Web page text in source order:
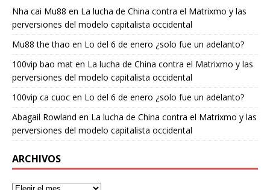
Nha cai Mu88 en La lucha de China contra el Matrixmo y las
perversiones del modelo capitalista occidental
Mu88 the thao en Lo del 6 de enero ¿solo fue un adelanto?
100vip bao mat en La lucha de China contra el Matrixmo y las
perversiones del modelo capitalista occidental
100vip ca cuoc en Lo del 6 de enero ¿solo fue un adelanto?
Abagail Rowland en La lucha de China contra el Matrixmo y las
perversiones del modelo capitalista occidental
ARCHIVOS